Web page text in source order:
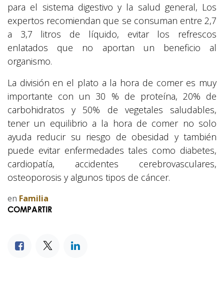
para el sistema digestivo y la salud general, Los
expertos recomiendan que se consuman entre 2,7
a 3,7 litros de líquido, evitar los refrescos
enlatados que no aportan un beneficio al
organismo.
La división en el plato a la hora de comer es muy
importante con un 30 % de proteína, 20% de
carbohidratos y 50% de vegetales saludables,
tener un equilibrio a la hora de comer no solo
ayuda reducir su riesgo de obesidad y también
puede evitar enfermedades tales como diabetes,
cardiopatía, accidentes cerebrovasculares,
osteoporosis y algunos tipos de cáncer.
en Familia
COMPARTIR